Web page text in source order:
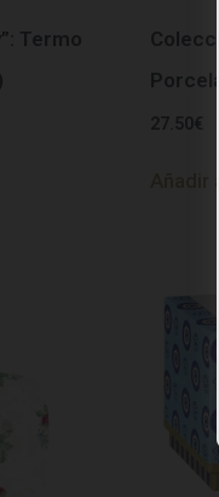
Termo
27.50€